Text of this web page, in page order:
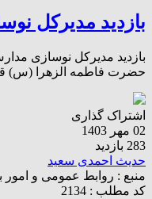
بازدید مدیرکل
بازدید مدیرکل نوسازی
حضرت فاطمه الزهرا (س)
اشتراک گذاری
02 مهر 1403
283 بازدید
حدیث احمدی سعید
منبع : روابط عمومی و امور
کد مطلب : 2134